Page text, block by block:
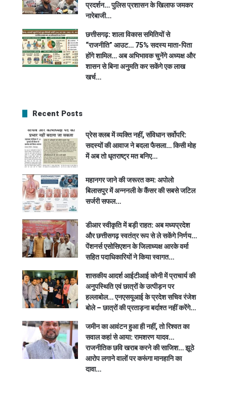
प्रदर्शन… पुलिस प्रशासन के खिलाफ जमकर
नारेबाजी…
छत्तीसगढ़: शाला विकास समितियों से
“राजनीति” आउट… 75% सदस्य माता-पिता
होंगे शामिल… अब अभिभावक चुनेंगे अध्यक्ष और
शासन से बिना अनुमति कर सकेंगे एक लाख
खर्च…
Recent Posts
प्रेस क्लब में व्यक्ति नहीं, संविधान सर्वोपरि:
सदस्यों की आवाज ने बदला फैसला… किसी मोह
में अब तो धृतराष्ट्र मत बनिए…
महानगर जाने की जरूरत कम: अपोलो
बिलासपुर में अन्ननली के कैंसर की सबसे जटिल
सर्जरी सफल…
डीआर स्वीकृति में बड़ी राहत: अब मध्यप्रदेश
और छत्तीसगढ़ स्वतंत्र रूप से ले सकेंगे निर्णय…
पेंशनर्स एसोसिएशन के जिलाध्यक्ष आरके वर्मा
सहित पदाधिकारियों ने किया स्वागत…
शासकीय आदर्श आईटीआई कोनी में प्राचार्य की
अनुपस्थिति एवं छात्रों के उत्पीड़न पर
हल्लाबोल… एनएसयूआई के प्रदेश सचिव रंजेश
बोले – छात्रों की प्रताड़ना बर्दाश्त नहीं करेंगे…
जमीन का आवंटन हुआ ही नहीं, तो रिश्वत का
सवाल कहां से आया: रामशरण यादव…
राजनीतिक छवि खराब करने की साजिश… झूठे
आरोप लगाने वालों पर करूंगा मानहानि का
दावा…